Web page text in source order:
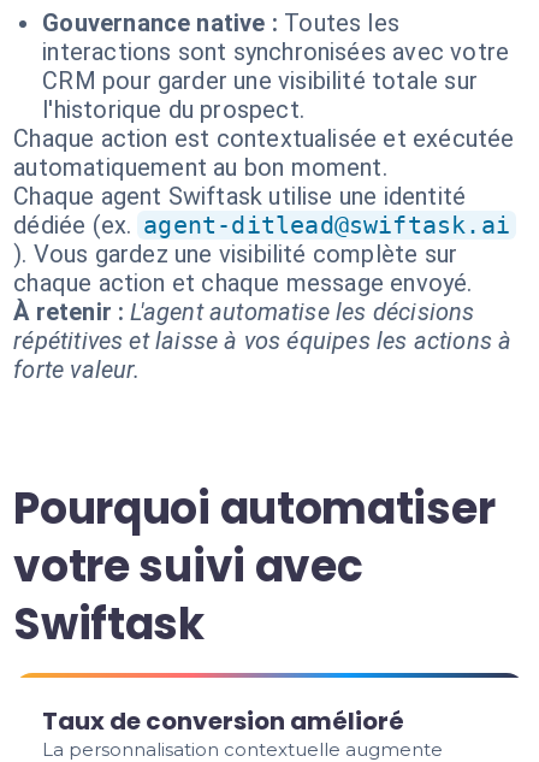
Gouvernance native : Toutes les
interactions sont synchronisées avec votre
CRM pour garder une visibilité totale sur
l'historique du prospect.
Chaque action est contextualisée et exécutée
automatiquement au bon moment.
Chaque agent Swiftask utilise une identité
dédiée (ex. agent-ditlead@swiftask.ai
). Vous gardez une visibilité complète sur
chaque action et chaque message envoyé.
À retenir : L'agent automatise les décisions
répétitives et laisse à vos équipes les actions à
forte valeur.
Pourquoi automatiser
votre suivi avec
Swiftask
Taux de conversion amélioré
La personnalisation contextuelle augmente